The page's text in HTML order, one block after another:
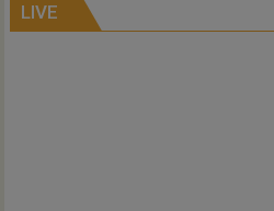
LIVE